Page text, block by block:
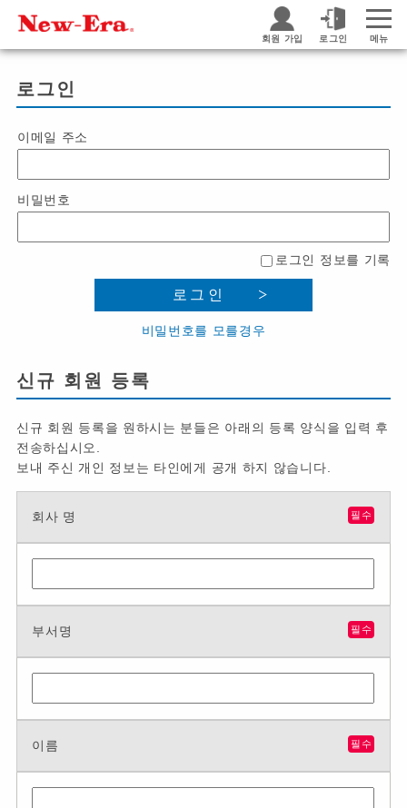
회원 가입 로그인 메뉴
로그인
이메일 주소
비밀번호
로그인 정보를 기록
로그인
비밀번호를 모를경우
신규 회원 등록
신규 회원 등록을 원하시는 분들은 아래의 등록 양식을 입력 후
전송하십시오.
보내 주신 개인 정보는 타인에게 공개 하지 않습니다.
회사 명 필수
부서명 필수
이름 필수